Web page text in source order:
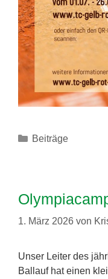
Kategorien
Beiträge
1. März 2026 von
Unser Leiter des
Ballauf hat einen